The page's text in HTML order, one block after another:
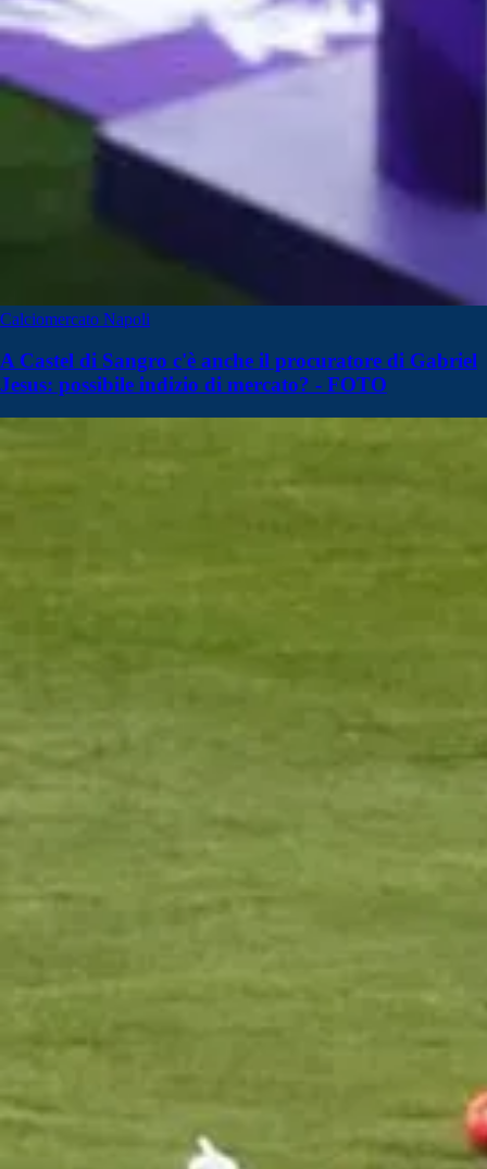
Calciomercato Napoli
A Castel di Sangro c'è anche il procuratore di Gabriel
Jesus: possibile indizio di mercato? - FOTO